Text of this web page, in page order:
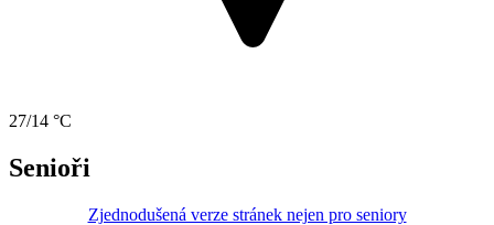
27/14 °C
Senioři
Zjednodušená verze stránek nejen pro seniory